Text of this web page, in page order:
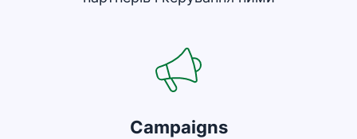
Campaigns